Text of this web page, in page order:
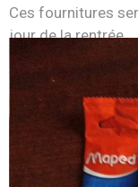
Ces fournitures
jour de la rentrée.